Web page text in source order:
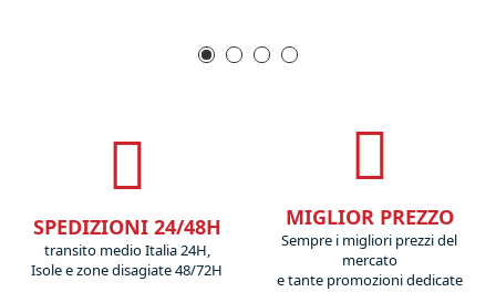
SPEDIZIONI 24/48H
transito medio Italia 24H,
Isole e zone disagiate 48/72H
MIGLIOR PREZZO
Sempre i migliori prezzi del
mercato
e tante promozioni dedicate